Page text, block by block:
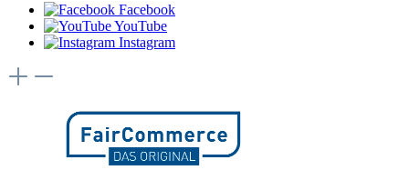
Facebook
YouTube
Instagram